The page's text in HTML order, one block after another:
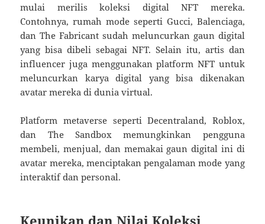
mulai merilis koleksi digital NFT mereka.
Contohnya, rumah mode seperti Gucci, Balenciaga,
dan The Fabricant sudah meluncurkan gaun digital
yang bisa dibeli sebagai NFT. Selain itu, artis dan
influencer juga menggunakan platform NFT untuk
meluncurkan karya digital yang bisa dikenakan
avatar mereka di dunia virtual.
Platform metaverse seperti Decentraland, Roblox,
dan The Sandbox memungkinkan pengguna
membeli, menjual, dan memakai gaun digital ini di
avatar mereka, menciptakan pengalaman mode yang
interaktif dan personal.
Keunikan dan Nilai Koleksi